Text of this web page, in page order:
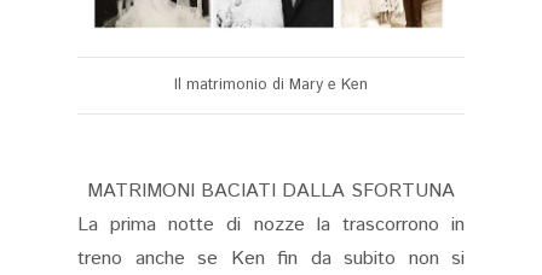
Il matrimonio di Mary e Ken
MATRIMONI BACIATI DALLA SFORTUNA
La prima notte di nozze la trascorrono in
treno anche se Ken fin da subito non si